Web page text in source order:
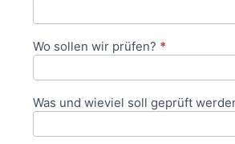
Wo sollen wir prüfen? *
Was und wieviel soll geprüft